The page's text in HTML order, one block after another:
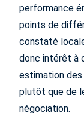
performance
points de
constaté
donc intérêt à
estimation des
plutôt que de
négociation.